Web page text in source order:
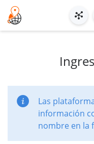
Las
información
nombre en la